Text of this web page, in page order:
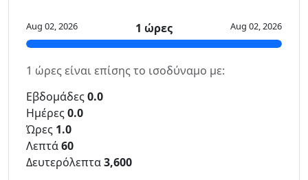
Aug 02, 2026 1 ώρες Aug 02, 2026
1 ώρες είναι επίσης το ισοδύναμο με:
Εβδομάδες0.0
Ημέρες0.0
Ώρες 1.0
Λεπτά60
Δευτερόλεπτα3,600